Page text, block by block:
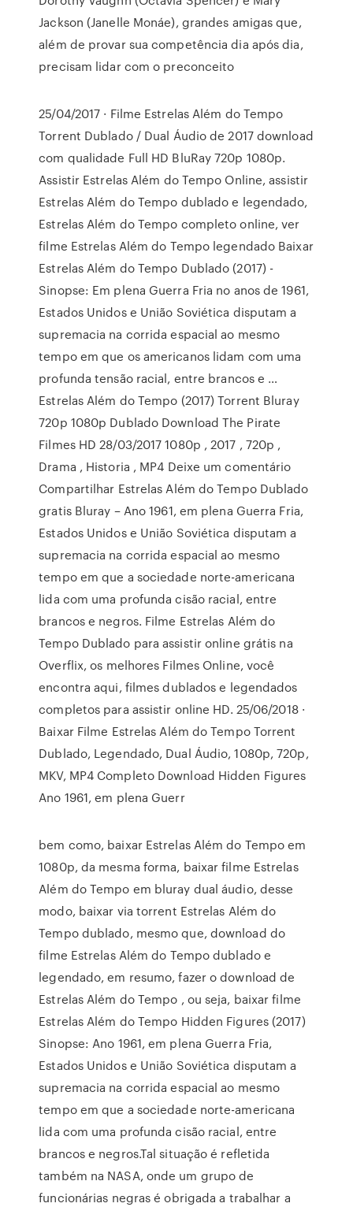
Jackson (Janelle Monáe), grandes amigas que,
além de provar sua competência dia após dia,
precisam lidar com o preconceito
25/04/2017 · Filme Estrelas Além do Tempo
Torrent Dublado / Dual Áudio de 2017 download
com qualidade Full HD BluRay 720p 1080p.
Assistir Estrelas Além do Tempo Online, assistir
Estrelas Além do Tempo dublado e legendado,
Estrelas Além do Tempo completo online, ver
filme Estrelas Além do Tempo legendado Baixar
Estrelas Além do Tempo Dublado (2017) -
Sinopse: Em plena Guerra Fria no anos de 1961,
Estados Unidos e União Soviética disputam a
supremacia na corrida espacial ao mesmo
tempo em que os americanos lidam com uma
profunda tensão racial, entre brancos e …
Estrelas Além do Tempo (2017) Torrent Bluray
720p 1080p Dublado Download The Pirate
Filmes HD 28/03/2017 1080p , 2017 , 720p ,
Drama , Historia , MP4 Deixe um comentário
Compartilhar Estrelas Além do Tempo Dublado
gratis Bluray – Ano 1961, em plena Guerra Fria,
Estados Unidos e União Soviética disputam a
supremacia na corrida espacial ao mesmo
tempo em que a sociedade norte-americana
lida com uma profunda cisão racial, entre
brancos e negros. Filme Estrelas Além do
Tempo Dublado para assistir online grátis na
Overflix, os melhores Filmes Online, você
encontra aqui, filmes dublados e legendados
completos para assistir online HD. 25/06/2018 ·
Baixar Filme Estrelas Além do Tempo Torrent
Dublado, Legendado, Dual Áudio, 1080p, 720p,
MKV, MP4 Completo Download Hidden Figures
Ano 1961, em plena Guerr
bem como, baixar Estrelas Além do Tempo em
1080p, da mesma forma, baixar filme Estrelas
Além do Tempo em bluray dual áudio, desse
modo, baixar via torrent Estrelas Além do
Tempo dublado, mesmo que, download do
filme Estrelas Além do Tempo dublado e
legendado, em resumo, fazer o download de
Estrelas Além do Tempo , ou seja, baixar filme
Estrelas Além do Tempo Hidden Figures (2017)
Sinopse: Ano 1961, em plena Guerra Fria,
Estados Unidos e União Soviética disputam a
supremacia na corrida espacial ao mesmo
tempo em que a sociedade norte-americana
lida com uma profunda cisão racial, entre
brancos e negros.Tal situação é refletida
também na NASA, onde um grupo de
funcionárias negras é obrigada a trabalhar a